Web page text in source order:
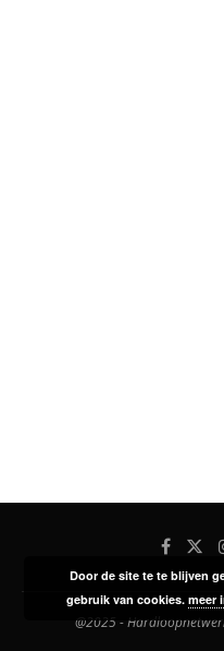
@2025 -
Door de site te te blijven
gebruik van cookies.meer